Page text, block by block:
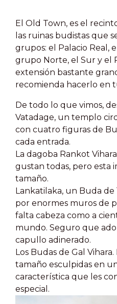
El Old Town, es el
las ruinas budistas que
grupos: el Palacio Real,
grupo Norte, el Sur y el
extensión bastante
recomienda hacerlo en
De todo lo que vimos,
Vatadage, un templo
con cuatro figuras de
cada entrada.
La dagoba Rankot
gustan todas, pero esta
tamaño.
Lankatilaka, un Buda de
por enormes muros de
falta cabeza como a
mundo. Seguro que
capullo adinerado.
Los Budas de Gal
tamaño esculpidas en
característica que les
especial.